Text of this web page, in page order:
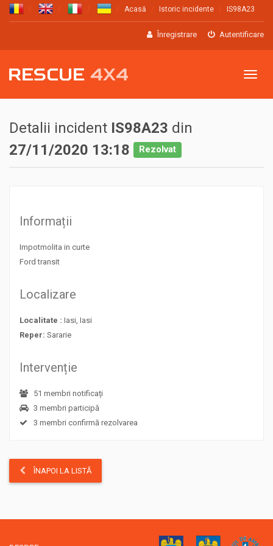
Acasă Istoric incidente IS98A23
Înregistrare Autentificare
Meniu
Detalii incident IS98A23 din
27/11/2020 13:18
Rezolvat
Informații
Impotmolita in curte
Ford transit
Localizare
Localitate : Iasi, Iasi
Reper: Sararie
Intervenție
51 membri notificați
3 membri participă
3 membri confirmă rezolvarea
ÎNAPOI LA LISTĂ